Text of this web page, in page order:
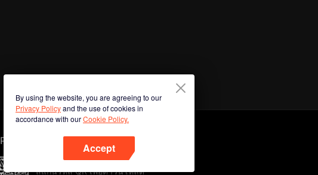
By using the website, you are agreeing to our
Privacy Policyand the use of cookies in
accordance with ourCookie Policy.
Accept
Phone
สแกนรหัส QR เพื่อดาวน์โหลด